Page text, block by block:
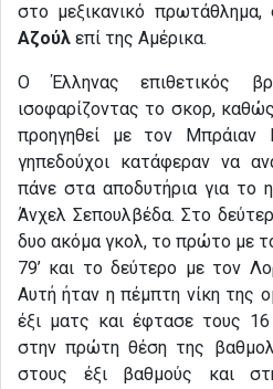
στο μεξικανικό
Αζούλ επί της Αμέρικα.
Ο Έλληνας επιθετικός
ισοφαρίζοντας το σκορ,
προηγηθεί με τον Μπράιαν
γηπεδούχοι κατάφεραν να
πάνε στα αποδυτήρια για το
Άνχελ Σεπουλβέδα. Στο
δυο ακόμα γκολ, το πρώτο με
79’ και το δεύτερο με τον
Αυτή ήταν η πέμπτη νίκη της
έξι ματς και έφτασε τους
στην πρώτη θέση της
στους έξι βαθμούς και